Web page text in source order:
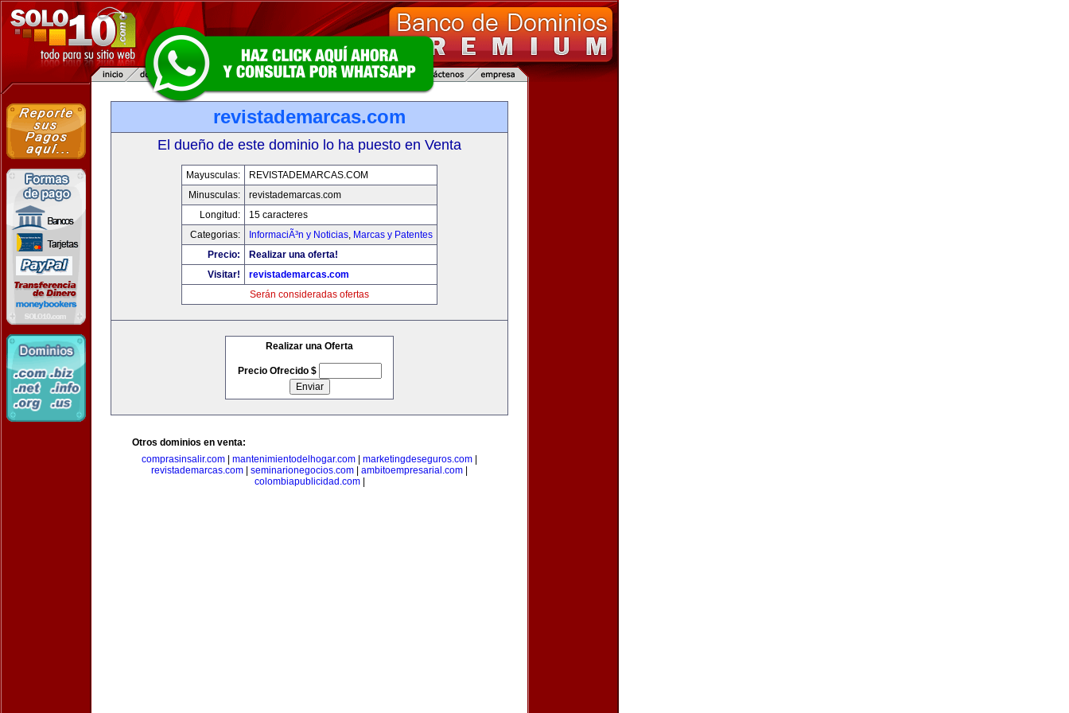
revistademarcas.com
El dueño de este dominio lo ha puesto en Venta
Mayusculas:
REVISTADEMARCAS.COM
Minusculas:
revistademarcas.com
Longitud:
15 caracteres
Categorias:
InformaciÃ³n y Noticias, Marcas y Patentes
Precio:
Realizar una oferta!
Visitar!
revistademarcas.com
Serán consideradas ofertas
Realizar una Oferta
Precio Ofrecido $
Otros dominios en venta:
comprasinsalir.com
mantenimientodelhogar.com marketingdeseguros.com
revistademarcas.com
seminarionegocios.com ambitoempresarial.com
colombiapublicidad.com|